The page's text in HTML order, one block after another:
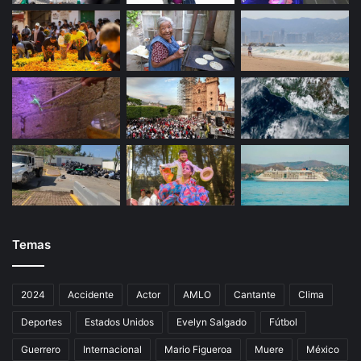
Temas
2024 Accidente Actor AMLO Cantante Clima
Deportes Estados Unidos Evelyn Salgado Fútbol
Guerrero Internacional Mario Figueroa Muere México